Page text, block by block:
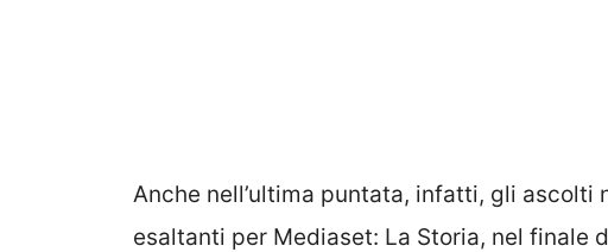
Anche nell’ultima puntata, infatti, gli
esaltanti per Mediaset: La Storia, nel finale